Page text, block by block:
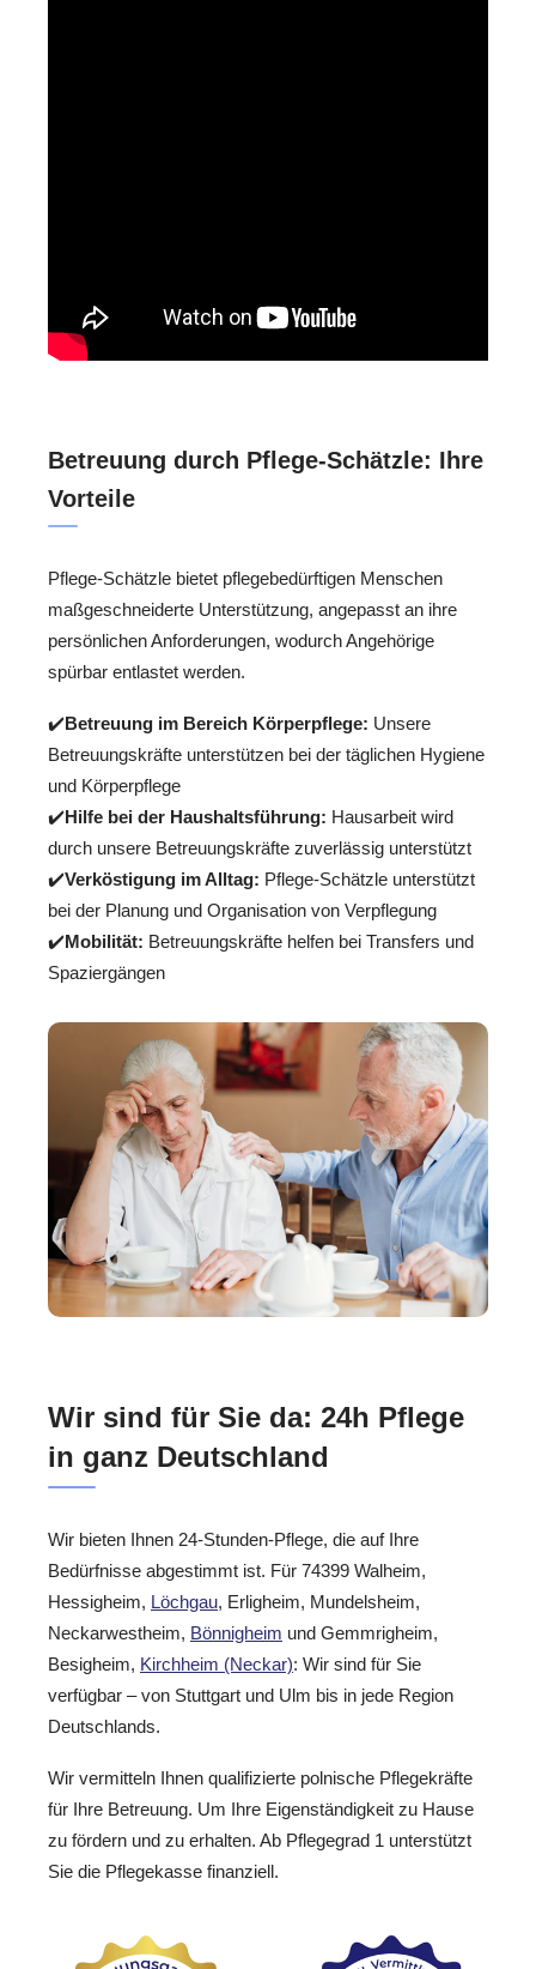
Betreuung durch Pflege-Schätzle: Ihre
Vorteile
Pflege-Schätzle bietet pflegebedürftigen Menschen
maßgeschneiderte Unterstützung, angepasst an ihre
persönlichen Anforderungen, wodurch Angehörige
spürbar entlastet werden.
✔️Betreuung im Bereich Körperpflege: Unsere
Betreuungskräfte unterstützen bei der täglichen Hygiene
und Körperpflege
✔️Hilfe bei der Haushaltsführung: Hausarbeit wird
durch unsere Betreuungskräfte zuverlässig unterstützt
✔️Verköstigung im Alltag: Pflege-Schätzle unterstützt
bei der Planung und Organisation von Verpflegung
✔️Mobilität: Betreuungskräfte helfen bei Transfers und
Spaziergängen
Wir sind für Sie da: 24h Pflege
in ganz Deutschland
Wir bieten Ihnen 24-Stunden-Pflege, die auf Ihre
Bedürfnisse abgestimmt ist. Für 74399 Walheim,
Hessigheim, Löchgau, Erligheim, Mundelsheim,
Neckarwestheim, Bönnigheim und Gemmrigheim,
Besigheim, Kirchheim (Neckar): Wir sind für Sie
verfügbar – von Stuttgart und Ulm bis in jede Region
Deutschlands.
Wir vermitteln Ihnen qualifizierte polnische Pflegekräfte
für Ihre Betreuung. Um Ihre Eigenständigkeit zu Hause
zu fördern und zu erhalten. Ab Pflegegrad 1 unterstützt
Sie die Pflegekasse finanziell.